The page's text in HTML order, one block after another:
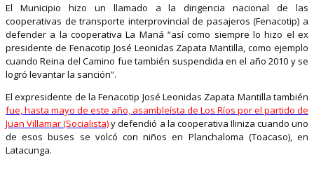
El Municipio hizo un llamado a la dirigencia nacional de las
cooperativas de transporte interprovincial de pasajeros (Fenacotip) a
defender a la cooperativa La Maná “así como siempre lo hizo el ex
presidente de Fenacotip José Leonidas Zapata Mantilla, como ejemplo
cuando Reina del Camino fue también suspendida en el año 2010 y se
logró levantar la sanción”.
El expresidente de la Fenacotip José Leonidas Zapata Mantilla también
fue, hasta mayo de este año, asambleísta de Los Ríos por el partido de
Juan Villamar (Socialista)y defendió a la cooperativa Iliniza cuando uno
de esos buses se volcó con niños en Planchaloma (Toacaso), en
Latacunga.